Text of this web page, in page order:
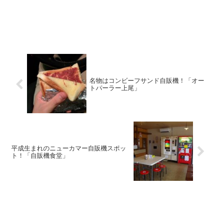
名物はコンビーフサンド自販機！「オー
トパーラー上尾」
平成生まれのニューカマー自販機スポッ
ト！「自販機食堂」